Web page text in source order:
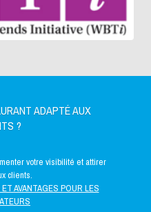
ADAPTÉ AUX
?
votre visibilité et attirer
clients.
AVANTAGES POUR LES